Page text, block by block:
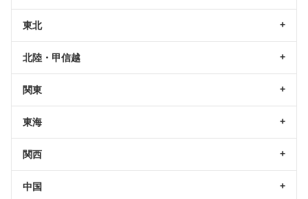
東北
北陸・甲信越
関東
東海
関西
中国